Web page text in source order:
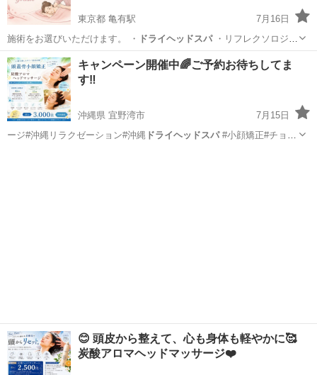
東京都 亀有駅
7月16日
施術をお選びいただけます。 ・
ドライヘッドスパ・リフレクソロジー
・揉みほぐ…
東京 葛飾区 マッサージ ドライヘッドスパ
キャンペーン開催中🌈ご予約お待ちしてま
す‼️
沖縄県 宜野湾市
7月15日
ージ#沖縄リラクゼーション#沖縄 ドライヘッドスパ#小顔矯正#チョイ
😊 頭皮から整えて、心も身体も軽やかに🥰
炭酸アロマヘッドマッサージ❤️